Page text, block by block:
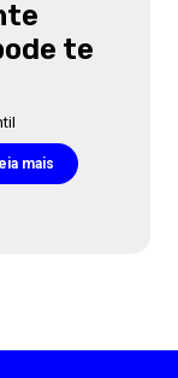
te
mais